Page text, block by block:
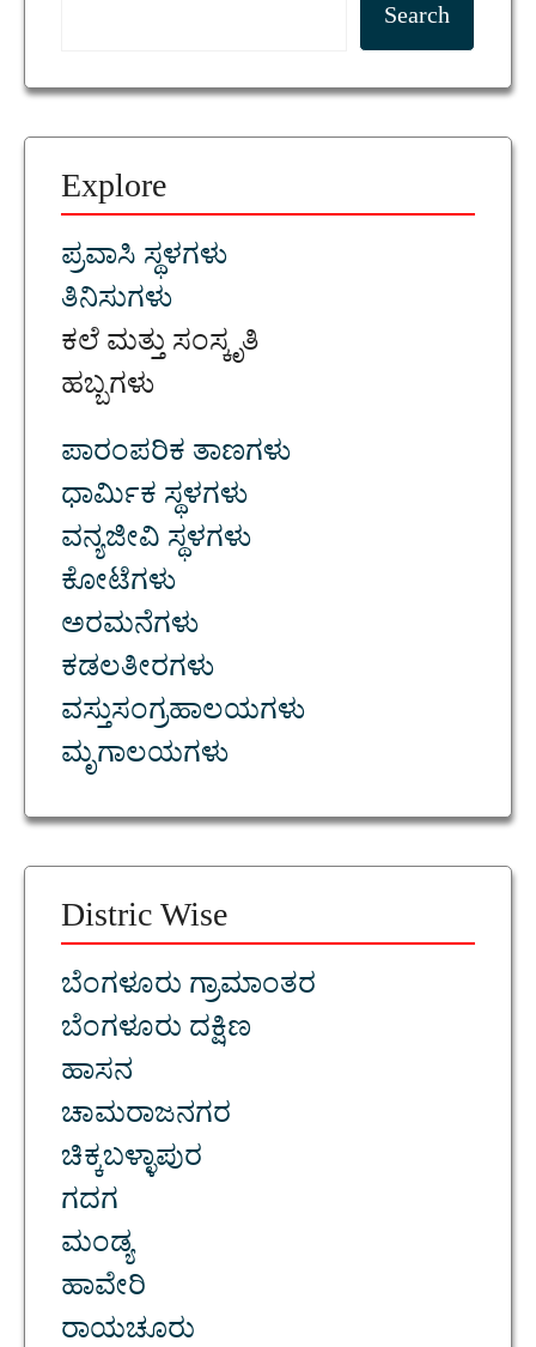
Search
Explore
ಪ್ರವಾಸಿ ಸ್ಥಳಗಳು
ತಿನಿಸುಗಳು
ಕಲೆ ಮತ್ತು ಸಂಸ್ಕೃತಿ
ಹಬ್ಬಗಳು
ಪಾರಂಪರಿಕ ತಾಣಗಳು
ಧಾರ್ಮಿಕ ಸ್ಥಳಗಳು
ವನ್ಯಜೀವಿ ಸ್ಥಳಗಳು
ಕೋಟೆಗಳು
ಅರಮನೆಗಳು
ಕಡಲತೀರಗಳು
ವಸ್ತುಸಂಗ್ರಹಾಲಯಗಳು
ಮೃಗಾಲಯಗಳು
Distric Wise
ಬೆಂಗಳೂರು ಗ್ರಾಮಾಂತರ
ಬೆಂಗಳೂರು ದಕ್ಷಿಣ
ಹಾಸನ
ಚಾಮರಾಜನಗರ
ಚಿಕ್ಕಬಳ್ಳಾಪುರ
ಗದಗ
ಮಂಡ್ಯ
ಹಾವೇರಿ
ರಾಯಚೂರು